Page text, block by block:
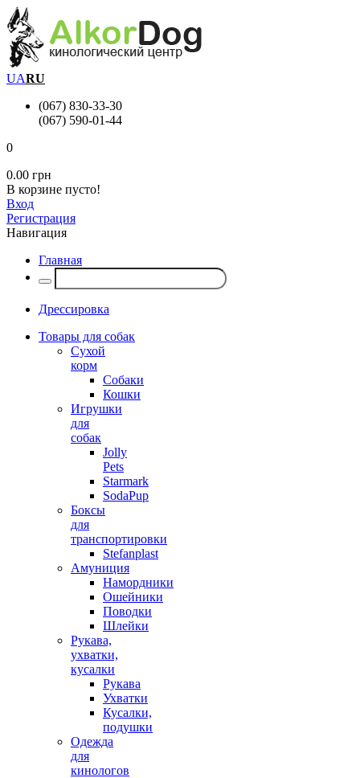
UARU
(067) 830-33-30
(067) 590-01-44
0
0.00 грн
В корзине пусто!
Вход
Регистрация
Навигация
Главная
Дрессировка
Товары для собак
Сухой
корм
Собаки
Кошки
Игрушки
для
собак
Jolly
Pets
Starmark
SodaPup
Боксы
для
транспортировки
Stefanplast
Амуниция
Намордники
Ошейники
Поводки
Шлейки
Рукава,
ухватки,
кусалки
Рукава
Ухватки
Кусалки,
подушки
Одежда
для
кинологов